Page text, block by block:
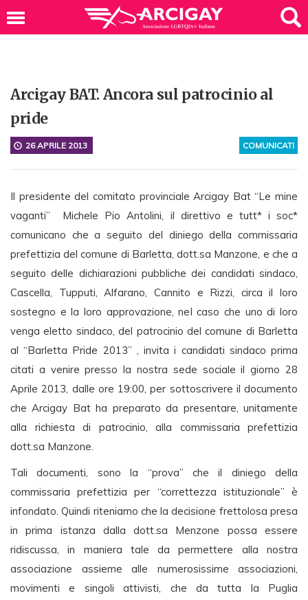
Arcigay BAT. Ancora sul patrocinio al
pride
COMUNICATI
26 APRILE 2013
Il presidente del comitato provinciale Arcigay Bat “Le mine
vaganti” Michele Pio Antolini, il direttivo e tutt* i soc*
comunicano che a seguito del diniego della commissaria
prefettizia del comune di Barletta, dott.sa Manzone, e che a
seguito delle dichiarazioni pubbliche dei candidati sindaco,
Cascella, Tupputi, Alfarano, Cannito e Rizzi, circa il loro
sostegno e la loro approvazione, nel caso che uno di loro
venga eletto sindaco, del patrocinio del comune di Barletta
al “Barletta Pride 2013” , invita i candidati sindaco prima
citati a venire presso la nostra sede sociale il giorno 28
Aprile 2013, dalle ore 19:00, per sottoscrivere il documento
che Arcigay Bat ha preparato da presentare, unitamente
alla richiesta di patrocinio, alla commissaria prefettizia
dott.sa Manzone.
Tali documenti, sono la “prova” che il diniego della
commissaria prefettizia per “correttezza istituzionale” è
infondato. Quindi riteniamo che la decisione frettolosa presa
in prima istanza dalla dott.sa Menzone possa essere
ridiscussa, in maniera tale da permettere alla nostra
associazione assieme alle numerosissime associazioni,
movimenti e singoli attivisti, che da tutta la Puglia